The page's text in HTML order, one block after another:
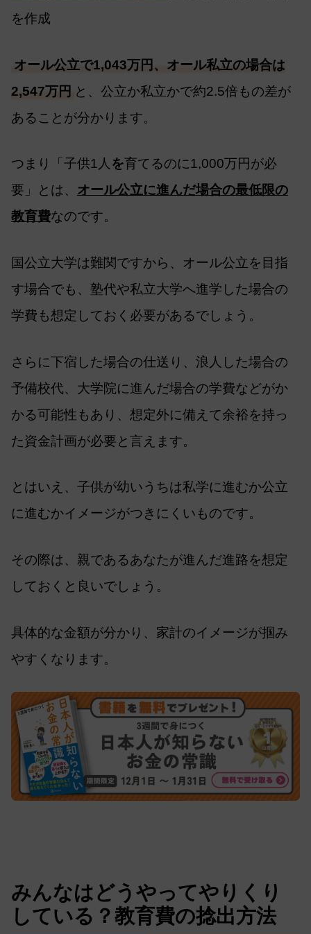
を作成
オール公立で1,043万円、オール私立の場合は
2,547万円 と、公立か私立かで約2.5倍もの差が
あることが分かります。
つまり「子供1人 を育てるのに1,000万円が必
要」とは、 オール公立に進んだ場合の最低限の
教育費なのです。
国公立大学は難関ですから、オール公立を目指
す場合でも、塾代や私立大学へ進学した場合の
学費も想定しておく必要があるでしょう。
さらに下宿した場合の仕送り、浪人した場合の
予備校代、大学院に進んだ場合の学費などがか
かる可能性もあり、想定外に備えて余裕を持っ
た資金計画が必要と言えます。
とはいえ、子供が幼いうちは私学に進むか公立
に進むかイメージがつきにくいものです。
その際は、親であるあなたが進んだ進路を想定
しておくと良いでしょう。
具体的な金額が分かり、家計のイメージが掴み
やすくなります。
みんなはどうやってやりくり
している？教育費の捻出方法